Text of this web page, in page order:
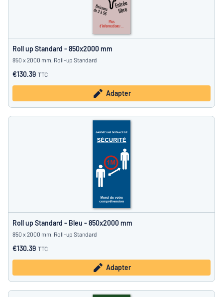
Roll up Standard - 850x2000 mm
850 x 2000 mm, Roll-up Standard
€130.39 TTC
Adapter
Roll up Standard - Bleu - 850x2000 mm
850 x 2000 mm, Roll-up Standard
€130.39 TTC
Adapter